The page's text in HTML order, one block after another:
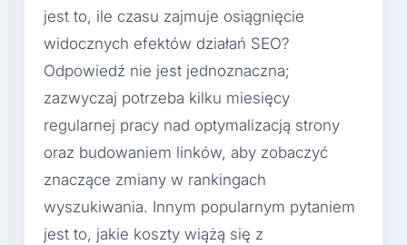
jest to, ile czasu zajmuje osiągnięcie
widocznych efektów działań SEO?
Odpowiedź nie jest jednoznaczna;
zazwyczaj potrzeba kilku miesięcy
regularnej pracy nad optymalizacją strony
oraz budowaniem linków, aby zobaczyć
znaczące zmiany w rankingach
wyszukiwania. Innym popularnym pytaniem
jest to, jakie koszty wiążą się z